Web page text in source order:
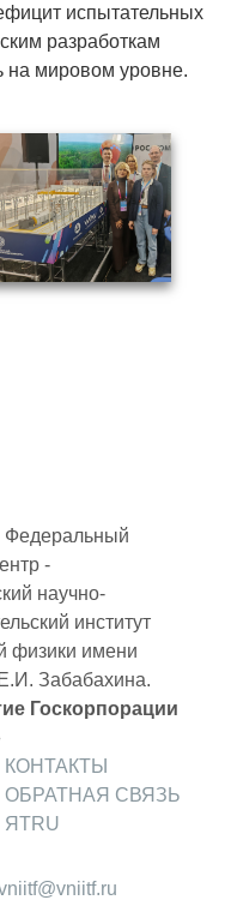
испытательных
разработкам
на мировом уровне.
Федеральный
-
научно-
институт
физики имени
Забабахина.
Госкорпорации
КОНТАКТЫ
ОБРАТНАЯ СВЯЗЬ
ЯТRU